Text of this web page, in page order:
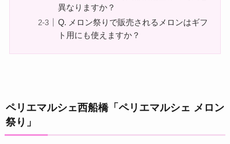
異なりますか？
Q. メロン祭りで販売されるメロンはギフ
ト用にも使えますか？
ペリエマルシェ西船橋「ペリエマルシェ メロン
祭り」